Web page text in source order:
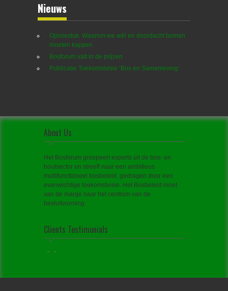
Nieuws
Opiniestuk: Waarom we wél en doordacht bomen
moeten kappen
Bosforum valt in de prijzen
Publicatie Toekomstvisie ‘Bos en Samenleving’
About Us
Het Bosforum groepeert experts uit de bos- en
houtsector en streeft naar een ambitieus
multifunctioneel bosbeleid, gedragen door een
evenwichtige toekomstvisie. Het Bosbeleid moet
van de marge naar het centrum van de
besluitvorming.
Clients Testimonials